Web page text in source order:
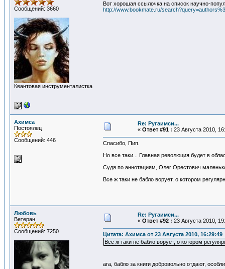
Сообщений: 3660
Квантовая инструменталистка
Вот хорошая ссылочка на список научно-
http://www.bookmate.ru/
Ахимса
Постоялец
Сообщений: 446
Re: Ругаимси...
« Ответ #91 : 23 Августа 2010,
Спасибо, Пип.
Но все таки... Главная революция будет в
Судя по аннотациям, Олег Орестович
Все ж таки не бабло ворует, о котором
Любовь
Ветеран
Сообщений: 7250
Re: Ругаимси...
« Ответ #92 : 23 Августа 2010,
Цитата: Ахимса от 23 Августа 2010, 16:29:49
Все ж таки не бабло ворует, о котором
ага, бабло за книги добровольно отдают,